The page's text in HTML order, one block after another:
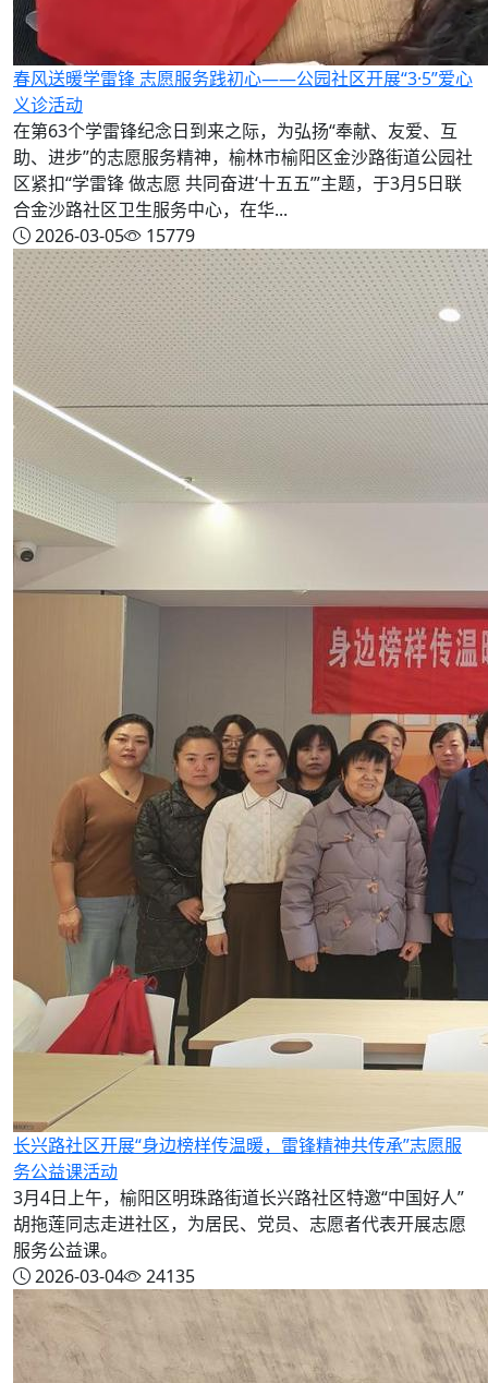
春风送暖学雷锋 志愿服务践初心——公园社区开展“3·5”爱心
义诊活动
在第63个学雷锋纪念日到来之际，为弘扬“奉献、友爱、互
助、进步”的志愿服务精神，榆林市榆阳区金沙路街道公园社
区紧扣“学雷锋 做志愿 共同奋进‘十五五’”主题，于3月5日联
合金沙路社区卫生服务中心，在华...
2026-03-05
15779
长兴路社区开展“身边榜样传温暖，雷锋精神共传承”志愿服
务公益课活动
3月4日上午，榆阳区明珠路街道长兴路社区特邀“中国好人”
胡拖莲同志走进社区，为居民、党员、志愿者代表开展志愿
服务公益课。
2026-03-04
24135